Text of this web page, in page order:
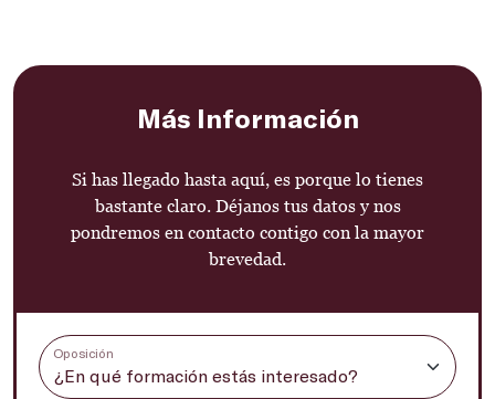
Más Información
Si has llegado hasta aquí, es porque lo tienes
bastante claro. Déjanos tus datos y nos
pondremos en contacto contigo con la mayor
brevedad.
Oposición